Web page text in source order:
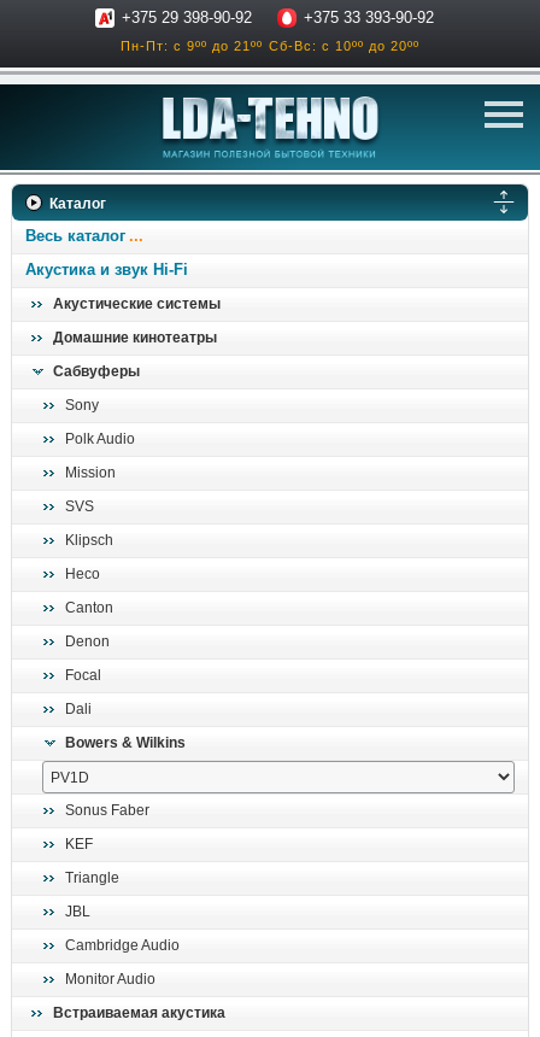
+375 29 398-90-92 +375 33 393-90-92
Пн-Пт: с 9ºº до 21ºº Сб-Вс: с 10ºº до 20ºº
телевизоры
ресиверы, усилители
проигрыватели
Каталог
Весь каталог
Акустика и звук Hi-Fi
Акустические системы
Домашние кинотеатры
Сабвуферы
Sony
Polk Audio
Mission
SVS
Klipsch
Heco
Canton
Denon
Focal
Dali
Bowers & Wilkins
Sonus Faber
KEF
Triangle
JBL
Cambridge Audio
Monitor Audio
Встраиваемая акустика